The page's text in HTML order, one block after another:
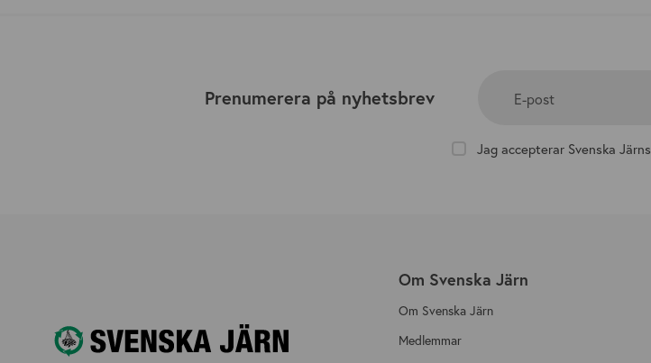
Prenumerera på nyhetsbrev E-post
Jag accepterar Svenska Järns
Om Svenska Järn
Om Svenska Järn
Medlemmar